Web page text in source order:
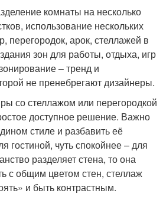
комнаты на несколько
использование нескольких
перегородок, арок, стеллажей в
зон для работы, отдыха, игр
– тренд и
не пренебрегают дизайнеры.
со стеллажом или перегородкой
доступное решение. Важно
стиле и разбавить её
гостиной, чуть спокойнее – для
разделяет стена, то она
с общим цветом стен, стеллаж
и быть контрастным.